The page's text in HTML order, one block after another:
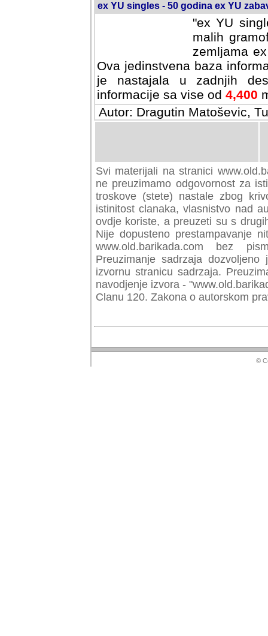
ex YU singles - 50 godina ex YU
"ex YU
malih
zemljama
Ova jedinstvena baza
je nastajala u zadnjih
informacije sa vise od 4,400
Autor: Dragutin Matoševic,
Svi materijali na stranici
preuzimamo odgovornost za
troskove (stete) nastale zbog
istinitost clanaka, vlasnistvo nad
ovdje koriste, a preuzeti su s
Nije dopusteno prestampavanje
www.old.barikada.com bez
Preuzimanje sadrzaja
izvornu stranicu sadrzaja.
navodjenje izvora -
Clanu 120. Zakona o autorskom
©